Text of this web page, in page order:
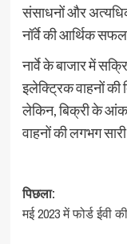
संसाधनों और
नॉर्वे की आर्थिक
नार्वे के बाजार में
इलेक्ट्रिक वाहनों की
लेकिन, बिक्री के
वाहनों की लगभग
पोस्ट
नेविगेशन
पिछला:
मई 2023 में फोर्ड ईवी